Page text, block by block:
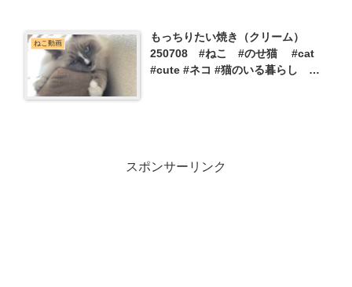
ねこ動画
もっちりたい焼き（クリーム）
250708 #ねこ #のせ猫 #cat
#cute #ネコ #猫のいる暮らし
スポンサーリンク